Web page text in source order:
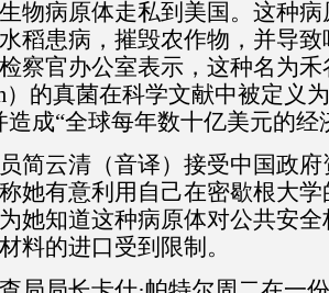
物病原体走私到美国。这种
稻患病，摧毁农作物，并导
察官办公室表示，这种名为禾
）的真菌在科学文献中被定义
造成“全球每年数十亿美元的经
简云清（音译）接受中国政
她有意利用自己在密歇根大
她知道这种病原体对公共安
料的进口受到限制。